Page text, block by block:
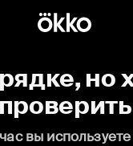
но
вы